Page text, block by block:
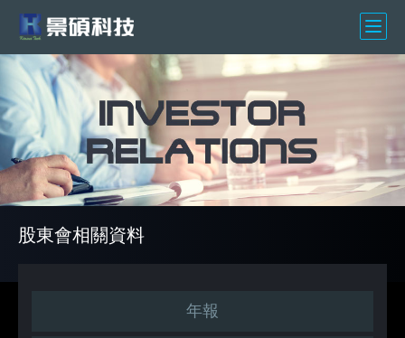
股東會相關資料
年報